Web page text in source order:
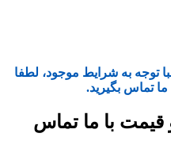
با توجه به شرایط موجود، لطفا
تماس بگیرید.
با ما تماس